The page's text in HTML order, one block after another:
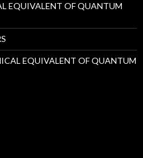
EQUIVALENT OF QUANTUM
EQUIVALENT OF QUANTUM